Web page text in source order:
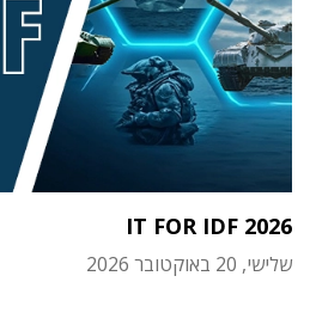
IT FOR IDF 2026
שלישי, 20 באוקטובר 2026